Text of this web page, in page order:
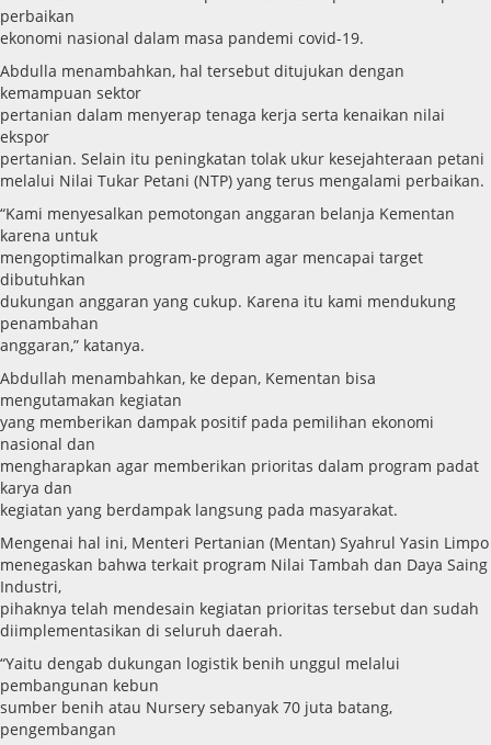
perbaikan
ekonomi nasional dalam masa pandemi covid-19.
Abdulla menambahkan, hal tersebut ditujukan dengan
kemampuan sektor
pertanian dalam menyerap tenaga kerja serta kenaikan nilai
ekspor
pertanian. Selain itu peningkatan tolak ukur kesejahteraan petani
melalui Nilai Tukar Petani (NTP) yang terus mengalami perbaikan.
“Kami menyesalkan pemotongan anggaran belanja Kementan
karena untuk
mengoptimalkan program-program agar mencapai target
dibutuhkan
dukungan anggaran yang cukup. Karena itu kami mendukung
penambahan
anggaran,” katanya.
Abdullah menambahkan, ke depan, Kementan bisa
mengutamakan kegiatan
yang memberikan dampak positif pada pemilihan ekonomi
nasional dan
mengharapkan agar memberikan prioritas dalam program padat
karya dan
kegiatan yang berdampak langsung pada masyarakat.
Mengenai hal ini, Menteri Pertanian (Mentan) Syahrul Yasin Limpo
menegaskan bahwa terkait program Nilai Tambah dan Daya Saing
Industri,
pihaknya telah mendesain kegiatan prioritas tersebut dan sudah
diimplementasikan di seluruh daerah.
“Yaitu dengab dukungan logistik benih unggul melalui
pembangunan kebun
sumber benih atau Nursery sebanyak 70 juta batang,
pengembangan